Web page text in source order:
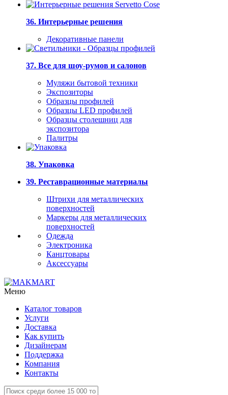
36. Интерьерные решения
Декоративные панели
37. Все для шоу-румов и салонов
Муляжи бытовой техники
Экспозиторы
Образцы профилей
Образцы LED профилей
Образцы столешниц для
экспозитора
Палитры
38. Упаковка
39. Реставрационные материалы
Штрихи для металлических
поверхностей
Маркеры для металлических
поверхностей
Одежда
Электроника
Канцтовары
Аксессуары
Меню
Каталог товаров
Услуги
Доставка
Как купить
Дизайнерам
Поддержка
Компания
Контакты